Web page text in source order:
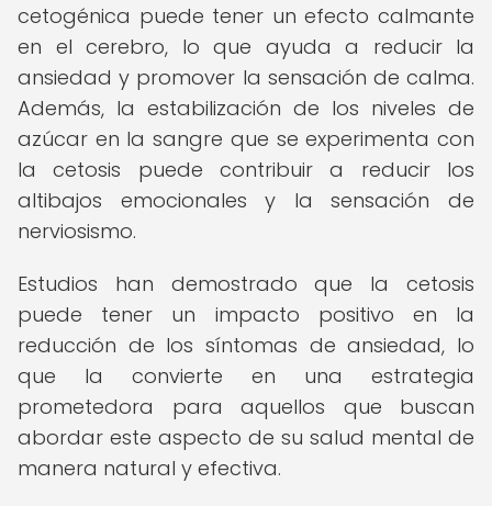
cetogénica puede tener un efecto calmante
en el cerebro, lo que ayuda a reducir la
ansiedad y promover la sensación de calma.
Además, la estabilización de los niveles de
azúcar en la sangre que se experimenta con
la cetosis puede contribuir a reducir los
altibajos emocionales y la sensación de
nerviosismo.
Estudios han demostrado que la cetosis
puede tener un impacto positivo en la
reducción de los síntomas de ansiedad, lo
que la convierte en una estrategia
prometedora para aquellos que buscan
abordar este aspecto de su salud mental de
manera natural y efectiva.